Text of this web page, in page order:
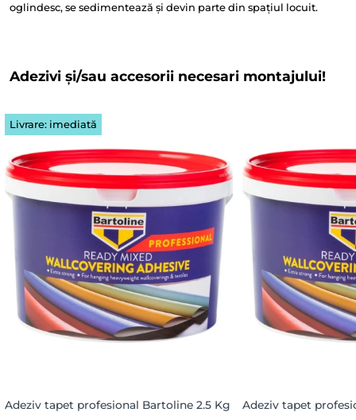
oglindesc, se sedimentează și devin parte din spațiul locuit.
Adezivi și/sau accesorii necesari montajului!
Livrare: imediată
Adeziv tapet profesional Bartoline 2.5 Kg Adeziv tapet